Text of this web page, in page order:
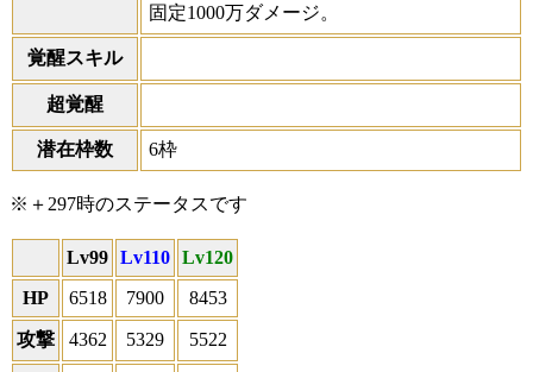
固定1000万ダメージ。
覚醒スキル
超覚醒
潜在枠数 6枠
※＋297時のステータスです
Lv99 Lv110 Lv120
HP
6518 7900 8453
攻撃 4362 5329 5522